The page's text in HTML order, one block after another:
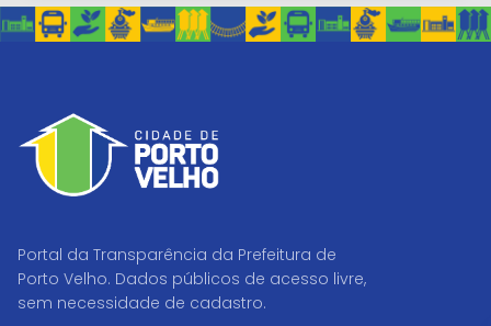
Portal da Transparência da Prefeitura de
Porto Velho. Dados públicos de acesso livre,
sem necessidade de cadastro.